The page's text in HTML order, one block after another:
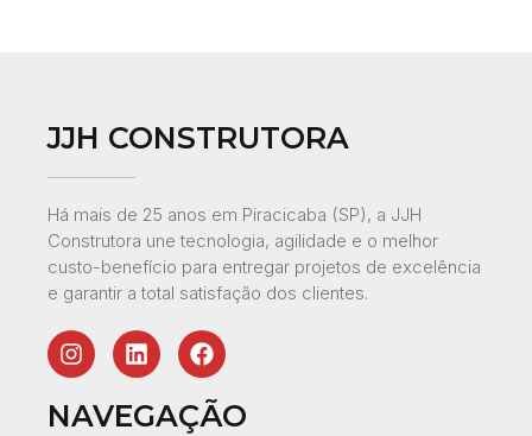
JJH CONSTRUTORA
Há mais de 25 anos em Piracicaba (SP), a JJH
Construtora une tecnologia, agilidade e o melhor
custo-benefício para entregar projetos de excelência
e garantir a total satisfação dos clientes.
NAVEGAÇÃO